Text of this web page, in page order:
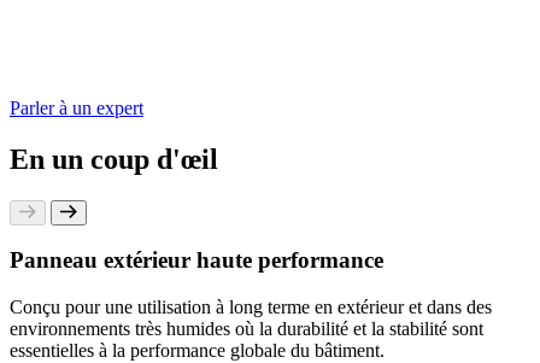
Parler à un expert
En un coup d'œil
Panneau extérieur haute performance
Conçu pour une utilisation à long terme en extérieur et dans des
environnements très humides où la durabilité et la stabilité sont
essentielles à la performance globale du bâtiment.